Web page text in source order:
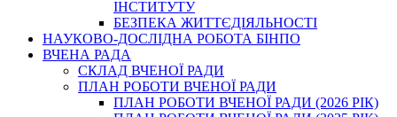
ІНСТИТУТУ
БЕЗПЕКА ЖИТТЄДІЯЛЬНОСТІ
НАУКОВО-ДОСЛІДНА РОБОТА БІНПО
ВЧЕНА РАДА
СКЛАД ВЧЕНОЇ РАДИ
ПЛАН РОБОТИ ВЧЕНОЇ РАДИ
ПЛАН РОБОТИ ВЧЕНОЇ РАДИ (2026 РІК)